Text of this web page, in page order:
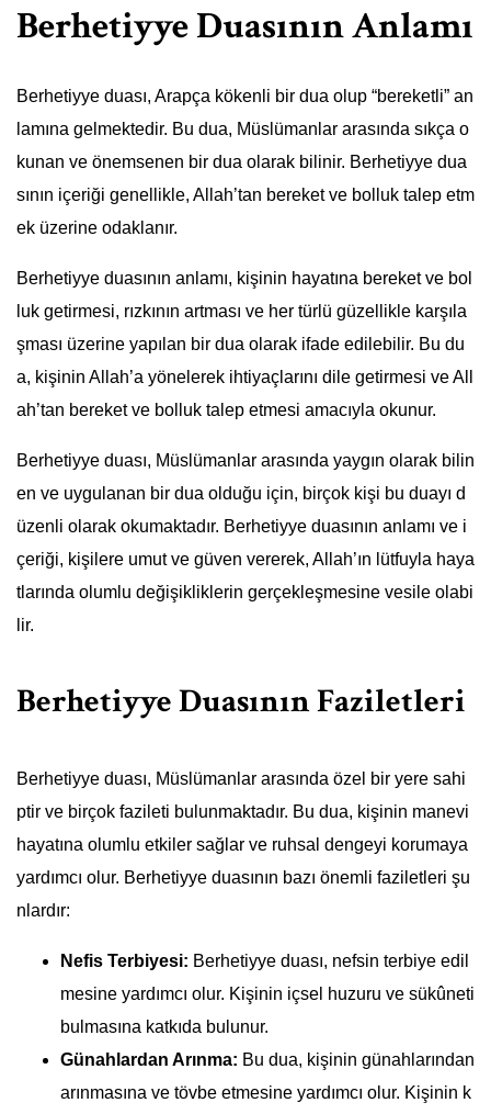
Berhetiyye Duasının Anlamı
Berhetiyye duası, Arapça kökenli bir dua olup “bereketli” an
lamına gelmektedir. Bu dua, Müslümanlar arasında sıkça o
kunan ve önemsenen bir dua olarak bilinir. Berhetiyye dua
sının içeriği genellikle, Allah’tan bereket ve bolluk talep etm
ek üzerine odaklanır.
Berhetiyye duasının anlamı, kişinin hayatına bereket ve bol
luk getirmesi, rızkının artması ve her türlü güzellikle karşıla
şması üzerine yapılan bir dua olarak ifade edilebilir. Bu du
a, kişinin Allah’a yönelerek ihtiyaçlarını dile getirmesi ve All
ah’tan bereket ve bolluk talep etmesi amacıyla okunur.
Berhetiyye duası, Müslümanlar arasında yaygın olarak bilin
en ve uygulanan bir dua olduğu için, birçok kişi bu duayı d
üzenli olarak okumaktadır. Berhetiyye duasının anlamı ve i
çeriği, kişilere umut ve güven vererek, Allah’ın lütfuyla haya
tlarında olumlu değişikliklerin gerçekleşmesine vesile olabi
lir.
Berhetiyye Duasının Faziletleri
Berhetiyye duası, Müslümanlar arasında özel bir yere sahi
ptir ve birçok fazileti bulunmaktadır. Bu dua, kişinin manevi
hayatına olumlu etkiler sağlar ve ruhsal dengeyi korumaya
yardımcı olur. Berhetiyye duasının bazı önemli faziletleri şu
nlardır:
Nefis Terbiyesi: Berhetiyye duası, nefsin terbiye edil
mesine yardımcı olur. Kişinin içsel huzuru ve sükûneti
bulmasına katkıda bulunur.
Günahlardan Arınma: Bu dua, kişinin günahlarından
arınmasına ve tövbe etmesine yardımcı olur. Kişinin k